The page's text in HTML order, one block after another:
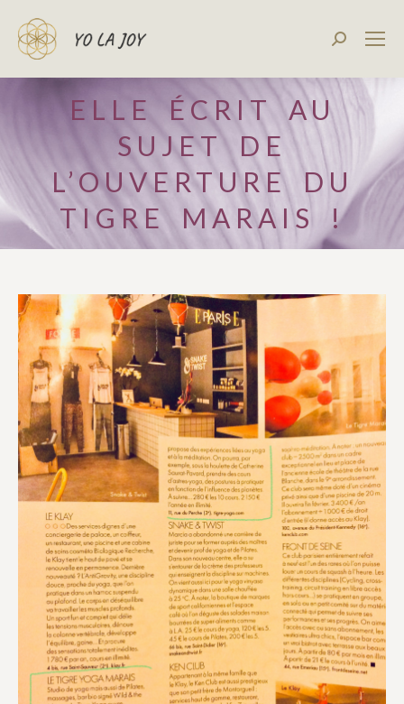
ELLE ÉCRIT AU
SUJET DE
L’OUVERTURE DU
TIGRE MARAIS !